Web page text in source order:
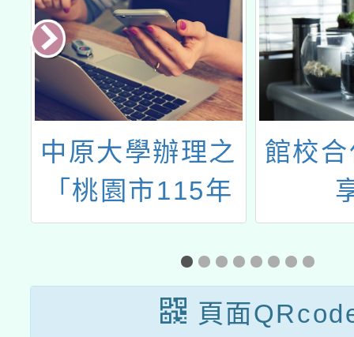
中原大學辦理之
「桃園市115年
度兒童課後照顧
服務人員180小
時專業訓練課
館校
頁面